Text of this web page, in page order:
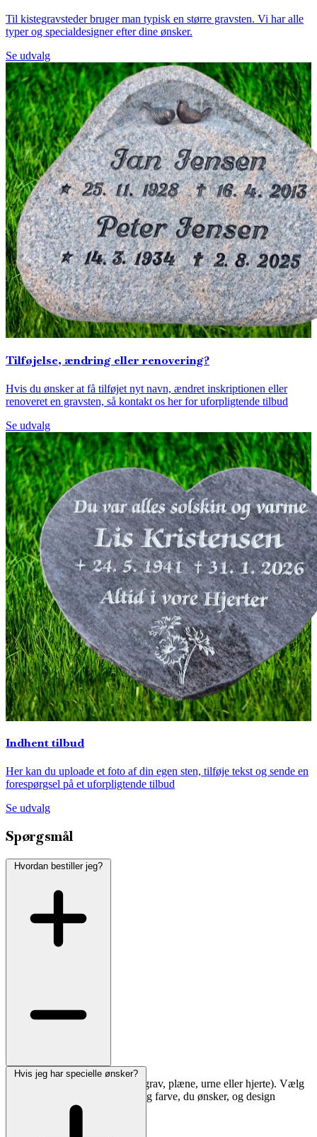
Til kistegravsteder bruger man typisk en større gravsten. Vi har alle
typer og specialdesigner efter dine ønsker.
Se udvalg
Tilføjelse, ændring eller renovering?
Hvis du ønsker at få tilføjet nyt navn, ændret inskriptionen eller
renoveret en gravsten, så kontakt os her for uforpligtende tilbud
Se udvalg
Indhent tilbud
Her kan du uploade et foto af din egen sten, tilføje tekst og sende en
forespørgsel på et uforpligtende tilbud
Se udvalg
Spørgsmål
Hvordan bestiller jeg?
Vælg først gravstedstype (kistegrav, plæne, urne eller hjerte). Vælg
derefter en sten i den størrelse og farve, du ønsker, og design
inskriptionen direkte på siden.
Hvis jeg har specielle ønsker?